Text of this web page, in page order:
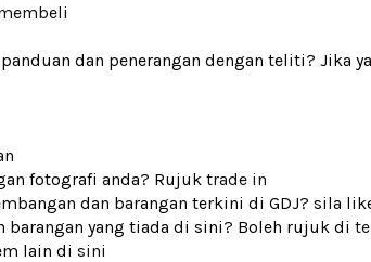
dan penerangan dengan teliti? Jika
fotografi anda? Rujuk trade in
dan barangan terkini di GDJ? sila
barangan yang tiada di sini? Boleh rujuk di
lain di sini